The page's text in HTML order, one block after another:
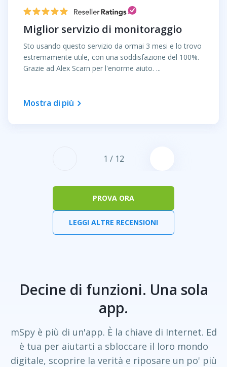
Miglior servizio di monitoraggio
Sto usando questo servizio da ormai 3 mesi e lo trovo
estremamente utile, con una soddisfazione del 100%.
Grazie ad Alex Scarn per l'enorme aiuto. ...
mostra di più
1 / 12
PROVA ORA
LEGGI ALTRE RECENSIONI
Decine di funzioni. Una sola
app.
mSpy è più di un'app. È la chiave di Internet. Ed
è tua per aiutarti a sbloccare il loro mondo
digitale, scoprire la verità e riposare un po' più